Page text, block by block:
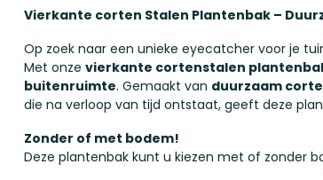
Vierkante corten Stalen Plantenbak –
Op zoek naar een unieke eyecatcher voor je
Met onze vierkante cortenstalen
buitenruimte. Gemaakt van duurzaam
die na verloop van tijd ontstaat, geeft deze
Zonder of met bodem!
Deze plantenbak kunt u kiezen met of zonder